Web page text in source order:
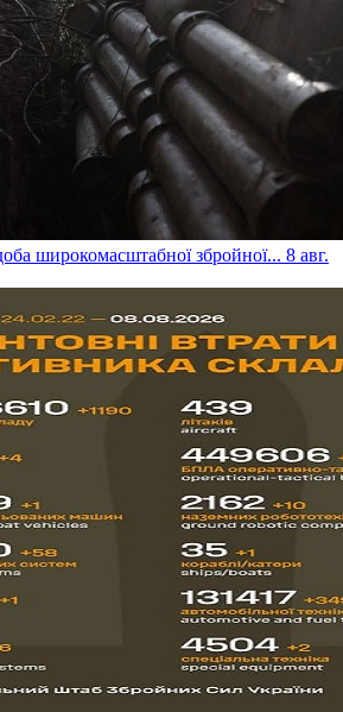
широкомасштабної збройної... 8 авг.